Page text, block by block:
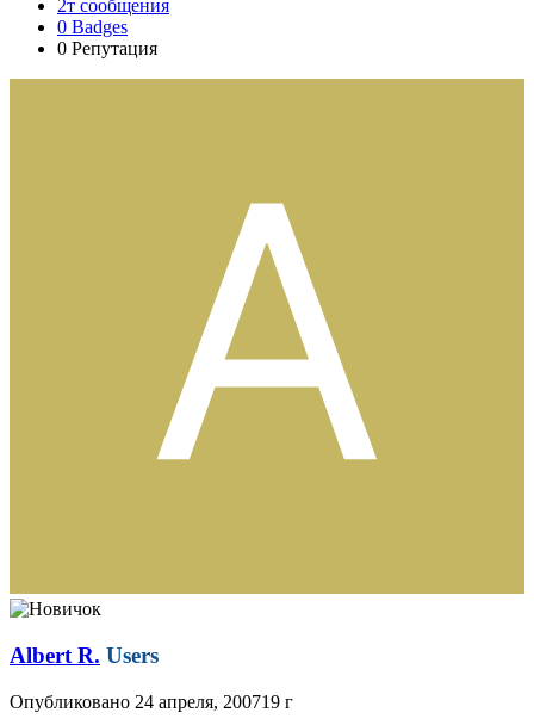
2т сообщения
0 Badges
0 Репутация
Albert R. Users
Опубликовано 24 апреля, 200719 г